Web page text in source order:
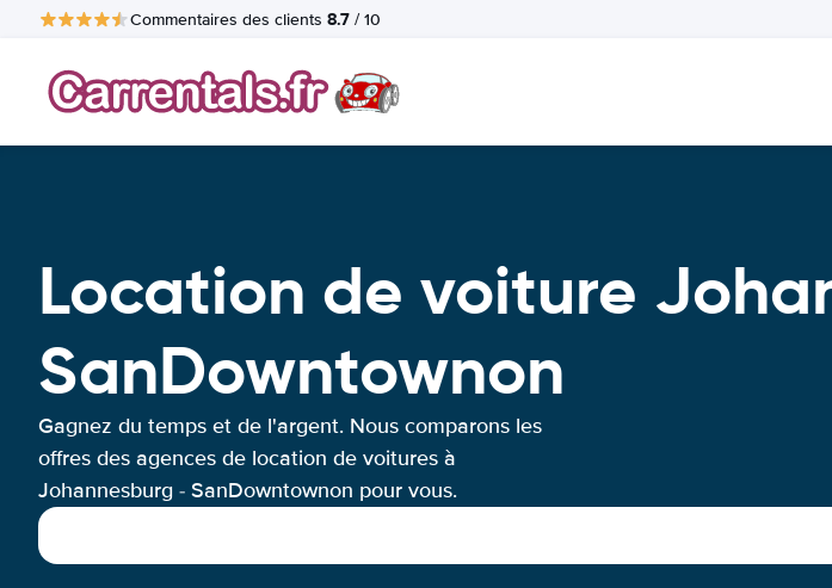
Commentaires des clients 8.7 / 10
Location de voiture
SanDowntownon
Gagnez du temps et de l'argent. Nous comparons les
offres des agences de location de voitures à
Johannesburg - SanDowntownon pour vous.